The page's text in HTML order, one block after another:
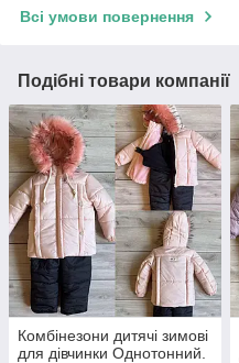
Всі умови повернення
Подібні товари компанії
Комбінезони дитячі зимові
для дівчинки Однотонний.